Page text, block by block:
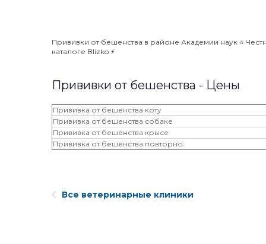
Прививки от бешенства в районе Академии наук ⭐️
каталоге Blizko ⚡️
Прививки от бешенства - Цены
Прививка от бешенства коту
Прививка от бешенства собаке
Прививка от бешенства крысе
Прививка от бешенства повторно
Все ветеринарные клиники